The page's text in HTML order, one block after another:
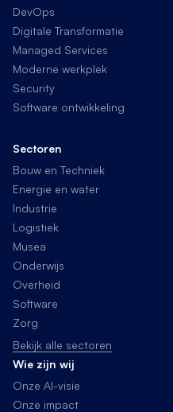
DevOps
Digitale Transformatie
Managed Services
Moderne werkplek
Security
Software ontwikkeling
Sectoren
Bouw en Techniek
Energie en water
Industrie
Logistiek
Musea
Onderwijs
Overheid
Software
Zorg
Bekijk alle sectoren
Wie zijn wij
Onze AI-visie
Onze impact